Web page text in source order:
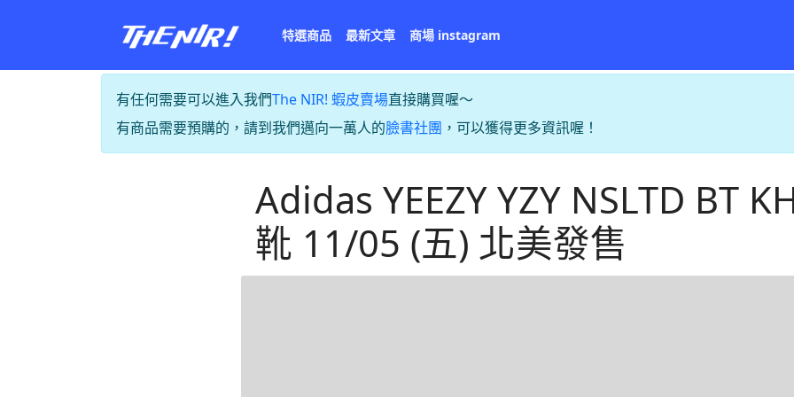
特選商品 最新文章 商場 instagram
有任何需要可以進入我們The NIR! 蝦皮賣場直接購買喔～
有商品需要預購的，請到我們邁向一萬人的臉書社團 ，可以獲得更多資訊喔！
Adidas YEEZY YZY NSLTD BT
靴 11/05 (五) 北美發售